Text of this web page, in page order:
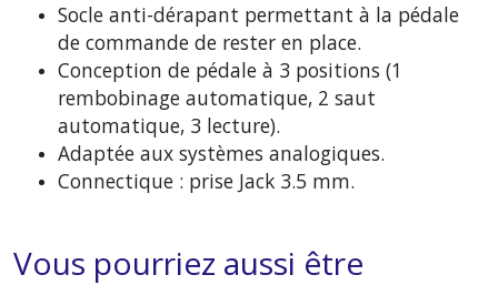
Socle anti-dérapant permettant à la pédale
de commande de rester en place.
Conception de pédale à 3 positions (1
rembobinage automatique, 2 saut
automatique, 3 lecture).
Adaptée aux systèmes analogiques.
Connectique : prise Jack 3.5 mm.
Vous pourriez aussi être